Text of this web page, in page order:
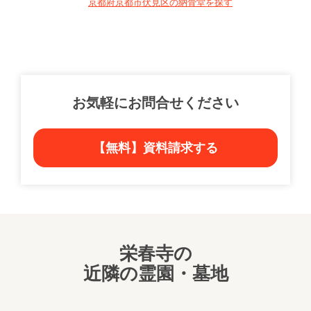
お気軽にお問合せください
【無料】資料請求する
栄春寺の
近隣の霊園・墓地